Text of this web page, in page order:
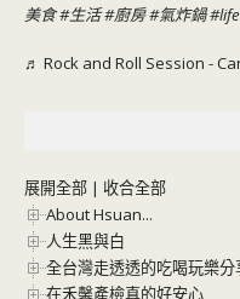
美食#生活#廚房#氣炸鍋
♬ Rock and Roll Session -
展開全部 | 收合全部
About Hsuan...
人生黑與白
全台灣走透透的吃喝玩樂分
在禾馨產檢真的好安心